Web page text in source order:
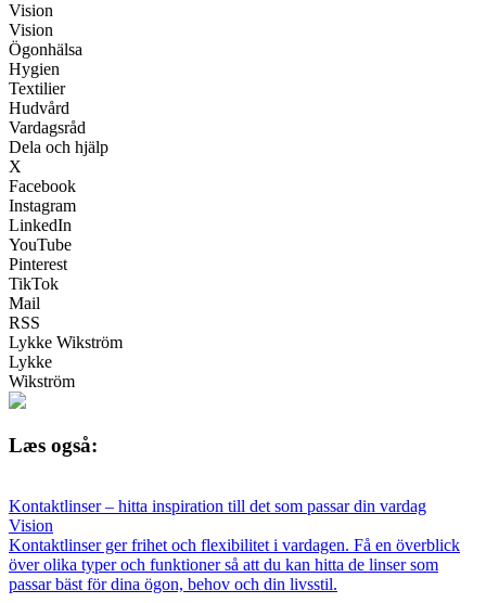
Vision
Vision
Ögonhälsa
Hygien
Textilier
Hudvård
Vardagsråd
Dela och hjälp
X
Facebook
Instagram
LinkedIn
YouTube
Pinterest
TikTok
Mail
RSS
Lykke Wikström
Lykke
Wikström
Læs også:
Kontaktlinser – hitta inspiration till det som passar din vardag
Vision
Kontaktlinser ger frihet och flexibilitet i vardagen. Få en överblick
över olika typer och funktioner så att du kan hitta de linser som
passar bäst för dina ögon, behov och din livsstil.